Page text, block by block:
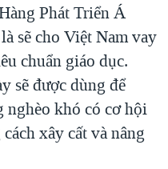
Phát Triển Á
sẽ cho Việt Nam vay
chuẩn giáo dục.
sẽ được dùng để
nghèo khó có cơ hội
xây cất và nâng